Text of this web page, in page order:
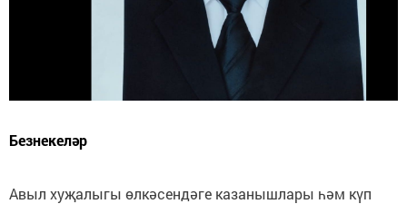
Безнекеләр
Авыл хуҗалыгы өлкәсендәге казанышлары һәм күп